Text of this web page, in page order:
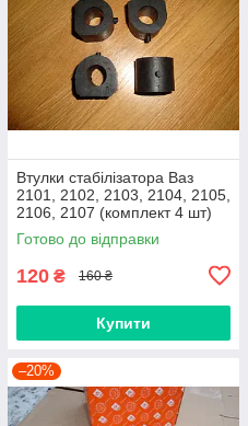
Втулки стабілізатора Ваз
2101, 2102, 2103, 2104, 2105,
2106, 2107 (комплект 4 шт)
виробник Gumex, Польща
Готово до відправки
120 ₴ 160 ₴
Купити
–20%